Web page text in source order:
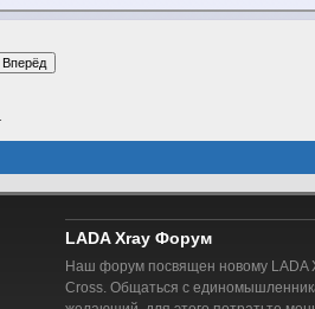
LADA Xray Форум
Наш форум посвящен новому LADA
Cross. Общаться с